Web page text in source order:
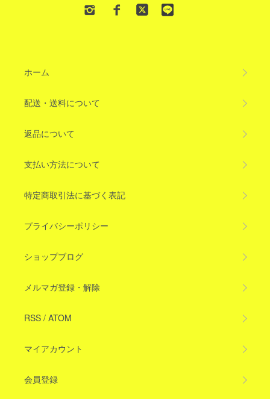
ホーム
配送・送料について
返品について
支払い方法について
特定商取引法に基づく表記
プライバシーポリシー
ショップブログ
メルマガ登録・解除
RSS / ATOM
マイアカウント
会員登録